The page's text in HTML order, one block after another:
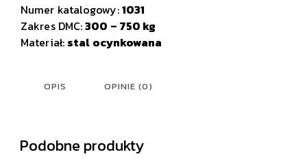
Numer katalogowy:1031
Zakres DMC:300 – 750 kg
Materiał: stal ocynkowana
OPIS OPINIE (0)
Podobne produkty